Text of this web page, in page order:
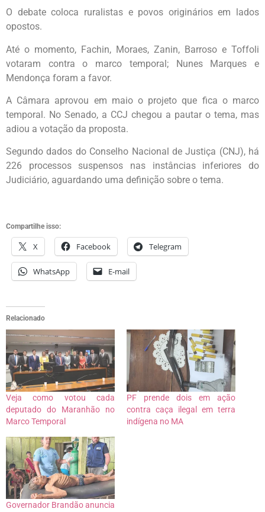
O debate coloca ruralistas e povos originários em lados
opostos.
Até o momento, Fachin, Moraes, Zanin, Barroso e Toffoli
votaram contra o marco temporal; Nunes Marques e
Mendonça foram a favor.
A Câmara aprovou em maio o projeto que fica o marco
temporal. No Senado, a CCJ chegou a pautar o tema, mas
adiou a votação da proposta.
Segundo dados do Conselho Nacional de Justiça (CNJ), há
226 processos suspensos nas instâncias inferiores do
Judiciário, aguardando uma definição sobre o tema.
Compartilhe isso:
X Facebook Telegram
WhatsApp E-mail
Relacionado
Veja como votou cada
deputado do Maranhão no
Marco Temporal
PF prende dois em ação
contra caça ilegal em terra
indígena no MA
Governador Brandão anuncia